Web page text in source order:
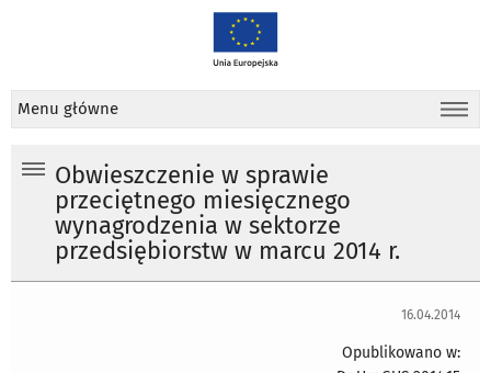
Menu główne
Obwieszczenie w sprawie
przeciętnego miesięcznego
wynagrodzenia w sektorze
przedsiębiorstw w marcu 2014 r.
16.04.2014
Opublikowano w: